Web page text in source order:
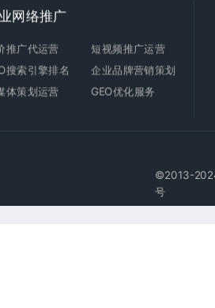
网络推广
搜索引擎排名
企业品牌营销策划
GEO优化服务
体策划运营
推广代运营 短视频推广运营
©2013-
号